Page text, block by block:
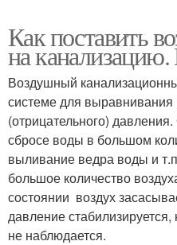
Как поставить
на
Воздушный
системе для выравнивания
(отрицательного)
сбросе воды в большом
выливание ведра воды и
большое количество
состоянии воздух
давление
не наблюдается.